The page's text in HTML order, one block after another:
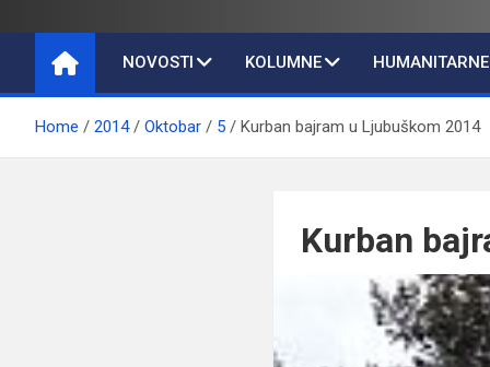
Ljubušaci
NOVOSTI KOLUMNE
Home 2014 Oktobar 5 Kurban bajram u Ljubuškom 2014
Kurban